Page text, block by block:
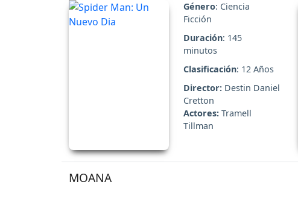
Género: Ciencia
Ficción
Duración: 145
minutos
Clasificación: 12 Años
Director: Destin Daniel
Cretton
Actores: Tramell
Tillman
MOANA